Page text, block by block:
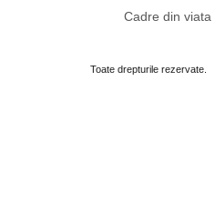
Cadre din viata
Toate drepturile rezervate.